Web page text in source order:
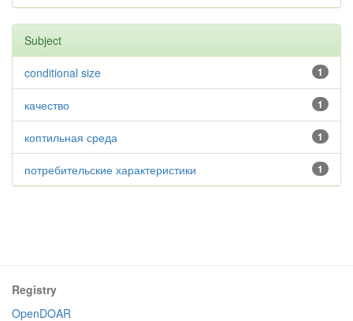
Subject
1
conditional size
1
качество
1
коптильная среда
1
потребительские характеристики
Registry
OpenDOAR